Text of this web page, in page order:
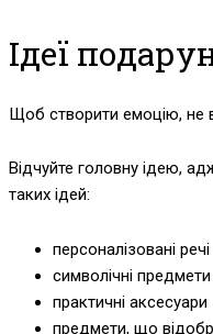
Ідеї
Щоб створити емоцію, не
Відчуйте головну ідею,
таких ідей:
персоналізовані
символічні
практичні
предмети, що